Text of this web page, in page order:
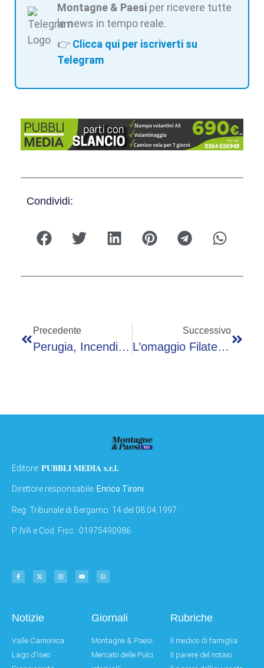
Montagne & Paesi per ricevere tutte
le news in tempo reale.
👉 Clicca qui per iscriverti su
Telegram
Condividi:
Precedente
Perugia, Incendio In Fabbrica Materiali Plastici A Umbertide: Enorme Nuvola Nera
Successivo
L’omaggio Filatelico Di Poste San Marino A Superman – Un Francobollo Dedicato Al Primo Supereroe DC
Editore: PUBBLI MEDIA s.r.l.
Direttore responsabile: Enrico Tironi
Reg: Tribunale di Bergamo: 14 del 08.04.1997
P. IVA e Cod. Fisc.: 01975490986
Notizie
Valle Camonica
Lago d'Iseo
Giornali
Montagne & Paesi
Mercato delle Pulci
Rubriche
Il medico di famiglia
Il parere del notaio